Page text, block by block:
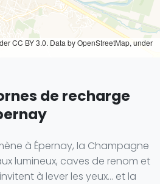
CC BY 3.0. Data by OpenStreetMap, under
de recharge
à Épernay, la Champagne
lumineux, caves de renom et
à lever les yeux… et la